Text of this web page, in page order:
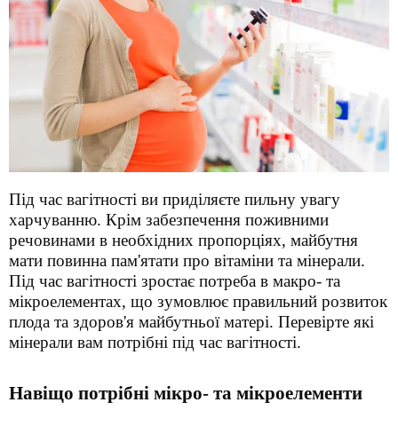
Під час вагітності ви приділяєте пильну увагу
харчуванню. Крім забезпечення поживними
речовинами в необхідних пропорціях, майбутня
мати повинна пам'ятати про вітаміни та мінерали.
Під час вагітності зростає потреба в макро- та
мікроелементах, що зумовлює правильний розвиток
плода та здоров'я майбутньої матері. Перевірте які
мінерали вам потрібні під час вагітності.
Навіщо потрібні мікро- та мікроелементи